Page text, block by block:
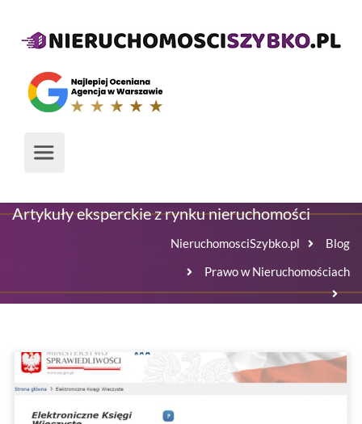
Artykuły eksperckie z rynku nieruchomości
NieruchomosciSzybko.pl
Blog
Prawo w Nieruchomościach